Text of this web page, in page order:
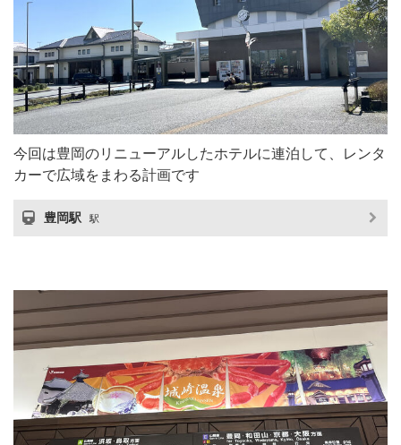
今回は豊岡のリニューアルしたホテルに連泊して、レンタ
カーで広域をまわる計画です
豊岡駅 駅